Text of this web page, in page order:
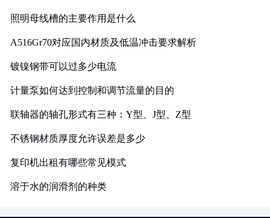
照明母线槽的主要作用是什么
A516Gr70对应国内材质及低温冲击要求解析
镀镍钢带可以过多少电流
计量泵如何达到控制和调节流量的目的
联轴器的轴孔形式有三种：Y型、J型、Z型
不锈钢材质厚度允许误差是多少
复印机出租有哪些常见模式
溶于水的润滑剂的种类